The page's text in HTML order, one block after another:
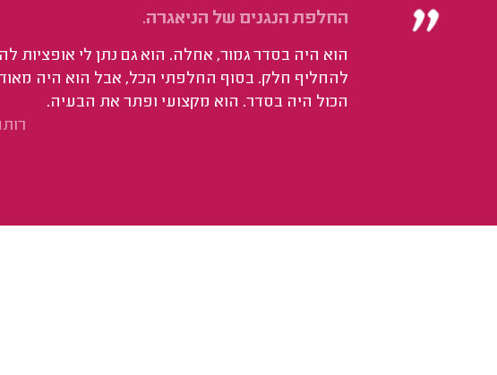
החלפת הנגנים של הניאגרה.
הוא היה בסדר גמור, אחלה. הוא גם נתן לי אופציות
להחליף חלק. בסוף החלפתי הכל, אבל הוא היה מאוד
הכול היה בסדר. הוא מקצועי ופתר את הבעיה.